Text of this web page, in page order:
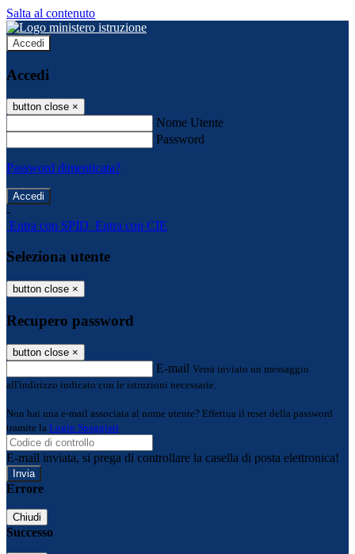
Salta al contenuto
Accedi
Accedi
button close ×
Nome Utente
Password
Password dimenticata?
-
Entra con SPID Entra con CIE
Seleziona utente
button close ×
Recupero password
button close ×
E-mail Verrà inviato un messaggio
all'indirizzo indicato con le istruzioni necessarie.
Non hai una e-mail associata al nome utente? Effettua il reset della password
tramite la Login Spaggiari
E-mail inviata, si prega di controllare la casella di posta elettronica!
Errore
Chiudi
Successo